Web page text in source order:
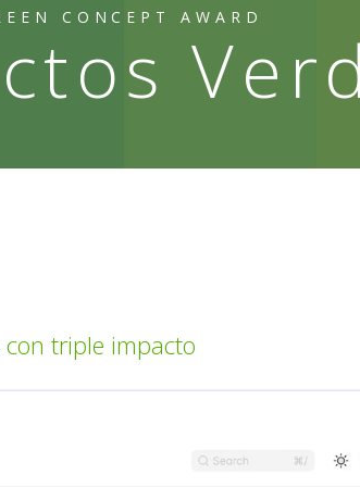
CONCEPT AWARD
con triple impacto